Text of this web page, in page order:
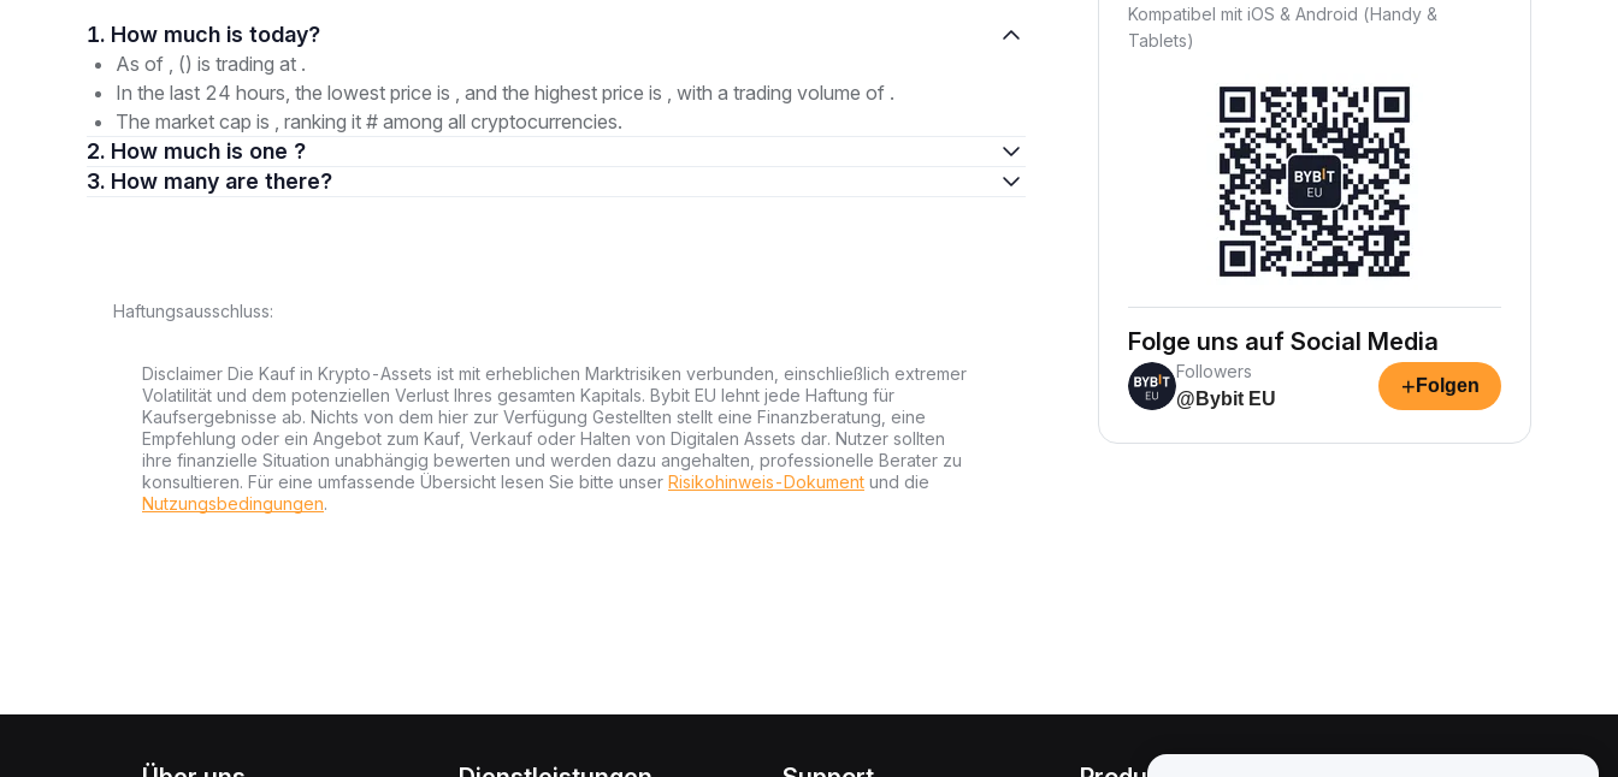
1. How much is today?
As of , () is trading at .
In the last 24 hours, the lowest price is , and the highest price is , with a trading volume of .
The market cap is , ranking it # among all cryptocurrencies.
2. How much is one ?
3. How many are there?
Haftungsausschluss:
Disclaimer Die Kauf in Krypto-Assets ist mit erheblichen Marktrisiken verbunden, einschließlich extremer
Volatilität und dem potenziellen Verlust Ihres gesamten Kapitals. Bybit EU lehnt jede Haftung für
Kaufsergebnisse ab. Nichts von dem hier zur Verfügung Gestellten stellt eine Finanzberatung, eine
Empfehlung oder ein Angebot zum Kauf, Verkauf oder Halten von Digitalen Assets dar. Nutzer sollten
ihre finanzielle Situation unabhängig bewerten und werden dazu angehalten, professionelle Berater zu
konsultieren. Für eine umfassende Übersicht lesen Sie bitte unser Risikohinweis-Dokument und die
Nutzungsbedingungen.
Kompatibel mit iOS & Android (Handy &
Tablets)
Folge uns auf Social Media
Followers
@Bybit EU
+ Folgen